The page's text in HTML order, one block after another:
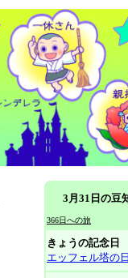
3月31日の豆
366日への旅
きょうの記念日
エッフェル塔の日